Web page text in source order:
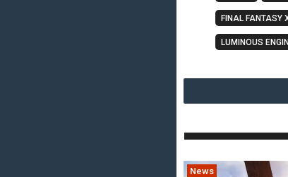
FINAL FANTASY
LUMINOUS
News